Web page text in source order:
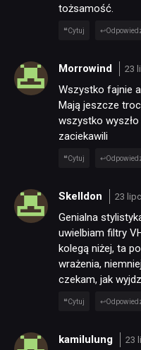
tożsamość.
Cytuj
Morrowind 23
Wszystko fajnie
Mają jeszcze
wszystko
zaciekawili
Cytuj
Skelldon 23
Genialna
uwielbiam filtry
kolegą niżej, ta
wrażenia,
czekam, jak
Cytuj
kamilulung 23